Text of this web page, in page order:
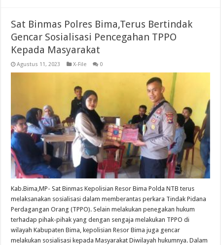
Sat Binmas Polres Bima,Terus Bertindak
Gencar Sosialisasi Pencegahan TPPO
Kepada Masyarakat
Agustus 11, 2023 X-File 0
Kab.Bima,MP- Sat Binmas Kepolisian Resor Bima Polda NTB terus
melaksanakan sosialisasi dalam memberantas perkara Tindak Pidana
Perdagangan Orang (TPPO). Selain melakukan penegakan hukum
terhadap pihak-pihak yang dengan sengaja melakukan TPPO di
wilayah Kabupaten Bima, kepolisian Resor Bima juga gencar
melakukan sosialisasi kepada Masyarakat Diwilayah hukumnya. Dalam